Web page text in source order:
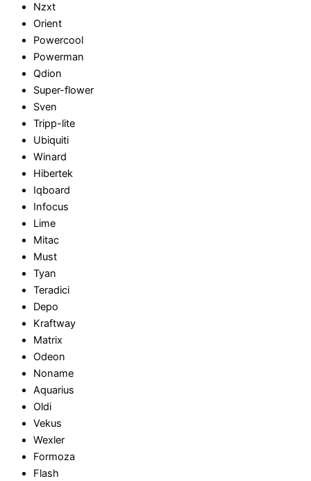
Nzxt
Orient
Powercool
Powerman
Qdion
Super-flower
Sven
Tripp-lite
Ubiquiti
Winard
Hibertek
Iqboard
Infocus
Lime
Mitac
Must
Tyan
Teradici
Depo
Kraftway
Matrix
Odeon
Noname
Aquarius
Oldi
Vekus
Wexler
Formoza
Flash